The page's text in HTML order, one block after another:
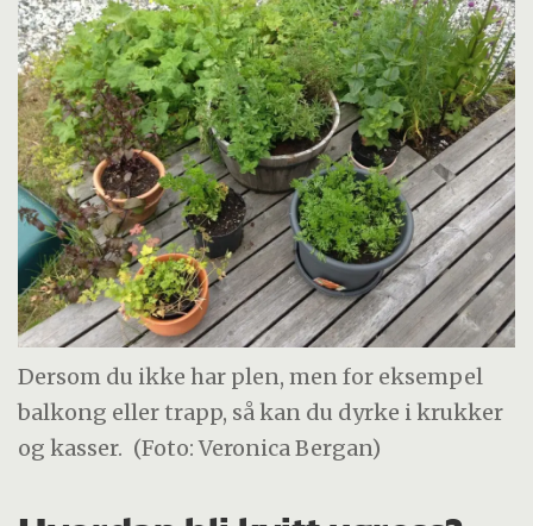
Dersom du ikke har plen, men for eksempel
balkong eller trapp, så kan du dyrke i krukker
og kasser. (Foto: Veronica Bergan)